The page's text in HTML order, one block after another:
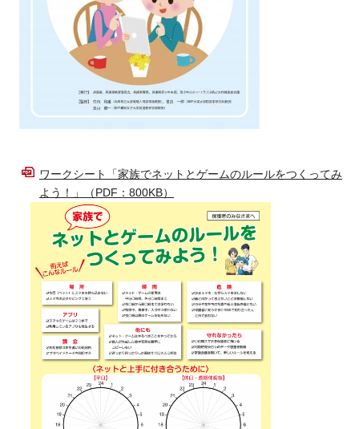
ワークシート「家族でネットとゲームのルールをつくってみ
よう！」（PDF：800KB）